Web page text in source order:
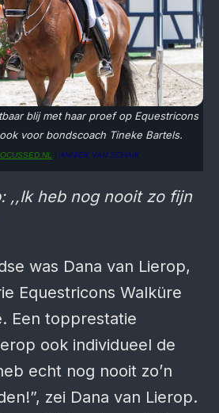
blij met haar proef op Equestricons
voor bondscoach Tineke Bartels.
| ANNIEK VAN SCHAIK
,,Ik heb nog nooit zo fijn
was Dana van Lierop,
Equestricons Walküre
Een topprestatie
ook individueel de
echt nog nooit zo’n
zei Dana van Lierop.